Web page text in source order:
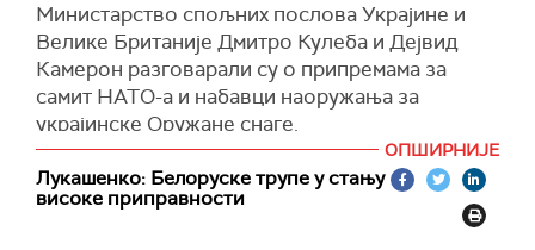
Министарство спољних послова Украјине и
Велике Британије Дмитро Кулеба и Дејвид
Камерон разговарали су о припремама за
самит НАТО-а и набавци наоружања за
украјинске Оружане снаге.
"Разговарали смо о даљој примени Формуле
мира, припремама за јулски самит НАТО-а у
Вашингтону и снабдевању Украјином оружјем",
ОПШИРНИЈЕ
Лукашенко: Белоруске трупе у стању
високе приправности